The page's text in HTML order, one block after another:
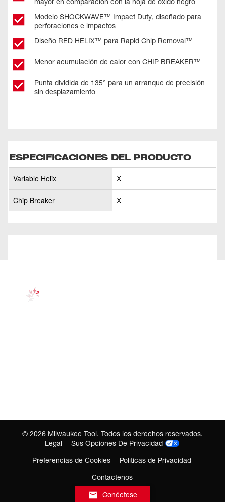
Modelo SHOCKWAVE™ Impact Duty, diseñado para
perforaciones e impactos
Diseño RED HELIX™ para Rapid Chip Removal™
Menor acumulación de calor con CHIP BREAKER™
Punta dividida de 135° para un arranque de precisión
sin desplazamiento
ESPECIFICACIONES DEL PRODUCTO
Variable Helix X
Chip Breaker X
Conéctese
© 2026 Milwaukee Tool. Todos los derechos reservados.
Legal
Sus Opciones De Privacidad
Preferencias de Cookies
Políticas de Privacidad
Contáctenos